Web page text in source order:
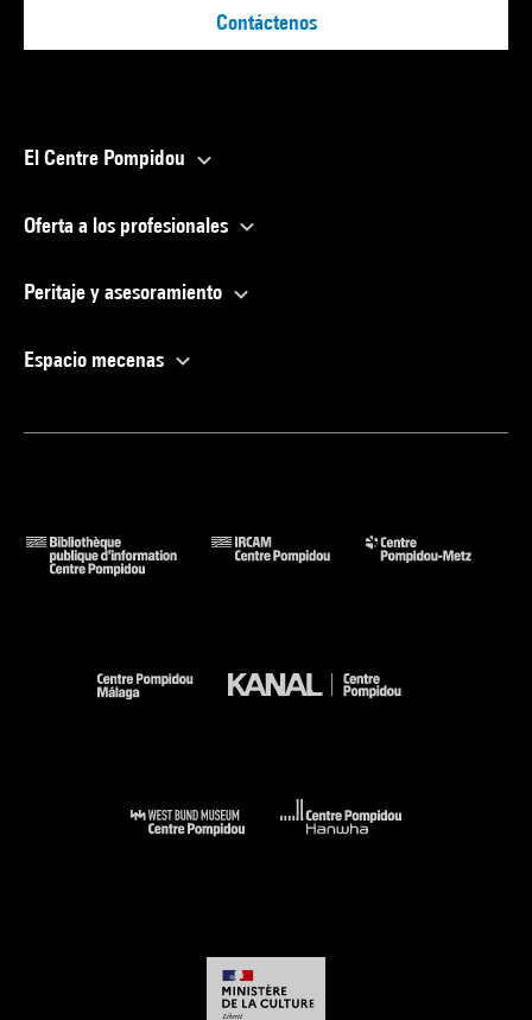
Contáctenos
El Centre Pompidou
Oferta a los profesionales
Peritaje y asesoramiento
Espacio mecenas